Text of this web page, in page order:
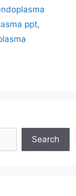
ppt,
Search